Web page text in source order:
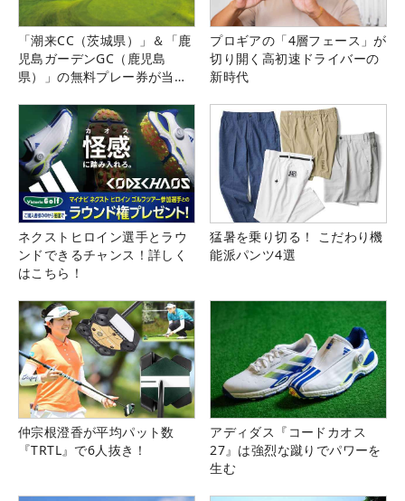
「潮来CC（茨城県）」＆「鹿
児島ガーデンGC（鹿児島
県）」の無料プレー券が当た
プロギアの「4層フェース」が
切り開く高初速ドライバーの
新時代
ネクストヒロイン選手とラウ
ンドできるチャンス！詳しく
はこちら！
猛暑を乗り切る！ こだわり機
能派パンツ4選
仲宗根澄香が平均パット数
『TRTL』で6人抜き！
アディダス『コードカオス
27』は強烈な蹴りでパワーを
生む